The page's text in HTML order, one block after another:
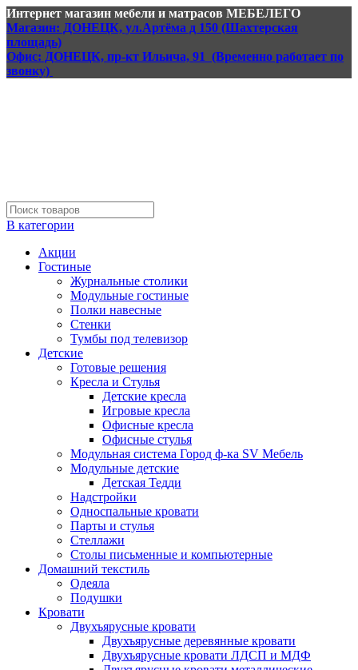
Интернет магазин мебели и матрасов МЕБЕЛЕГО
Магазин: ДОНЕЦК, ул.Артёма д 150 (Шахтерская
площадь)
Офис: ДОНЕЦК, пр-кт Ильича, 91 (Временно работает по
звонку)
В категории
Акции
Гостиные
Журнальные столики
Модульные гостиные
Полки навесные
Стенки
Тумбы под телевизор
Детские
Готовые решения
Кресла и Стулья
Детские кресла
Игровые кресла
Офисные кресла
Офисные стулья
Модульная система Город ф-ка SV Мебель
Модульные детские
Детская Тедди
Надстройки
Односпальные кровати
Парты и стулья
Стеллажи
Столы письменные и компьютерные
Домашний текстиль
Одеяла
Подушки
Кровати
Двухъярусные кровати
Двухъярусные деревянные кровати
Двухъярусные кровати ЛДСП и МДФ